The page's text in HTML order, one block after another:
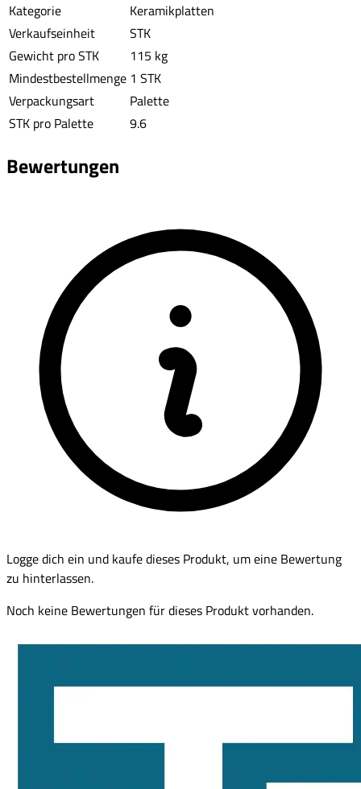
Kategorie
Keramikplatten
Verkaufseinheit
STK
Gewicht pro STK
115 kg
Mindestbestellmenge 1 STK
Verpackungsart
Palette
STK pro Palette
9.6
Bewertungen
Logge dich ein und kaufe dieses Produkt, um eine Bewertung
zu hinterlassen.
Noch keine Bewertungen für dieses Produkt vorhanden.